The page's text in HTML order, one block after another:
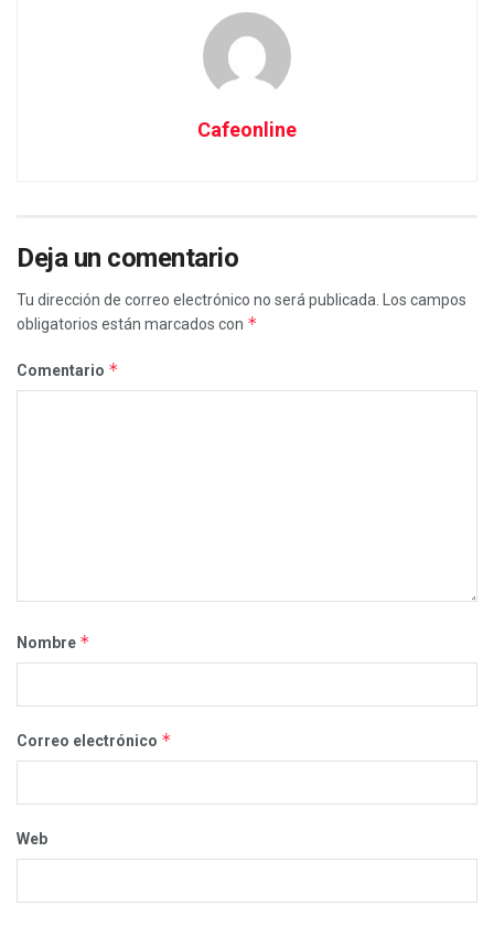
Cafeonline
Deja un comentario
Tu dirección de correo electrónico no será publicada.
Los campos
obligatorios están marcados con *
Comentario *
Nombre *
Correo electrónico *
Web